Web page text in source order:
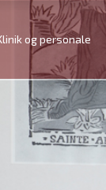
og personale